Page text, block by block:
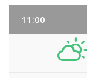
11:00